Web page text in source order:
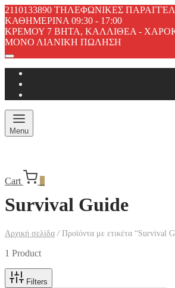
2110133890 ΤΗΛΕΦΩΝΙΚΕΣ
ΚΑΘΗΜΕΡΙΝΑ 09:30 - 17:00
ΚΡΕΜΟΥ 7 ΒΗΤΑ, ΚΑΛΛΙΘΕΑ -
ΜΟΝΟ ΛΙΑΝΙΚΗ ΠΩΛΗΣΗ
Menu
Cart
Survival Guide
Αρχική σελίδα /Προϊόντα με ετικέτα “Survival
1 Product
Filters